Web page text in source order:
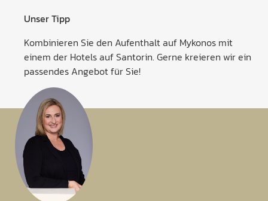
Unser Tipp
Kombinieren Sie den Aufenthalt auf Mykonos mit
einem der Hotels auf Santorin. Gerne kreieren wir ein
passendes Angebot für Sie!